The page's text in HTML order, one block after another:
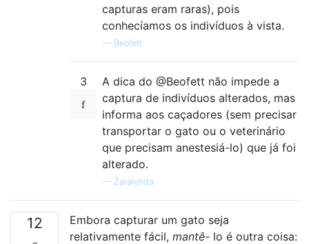
capturas eram raras), pois
conhecíamos os indivíduos à vista.
— Beofett
3
A dica do @Beofett não impede a
captura de indivíduos alterados, mas
informa aos caçadores (sem precisar
transportar o gato ou o veterinário
que precisam anestesiá-lo) que já foi
alterado.
— Zaralynda
12
Embora capturar um gato seja
relativamente fácil, mantê- lo é outra coisa: